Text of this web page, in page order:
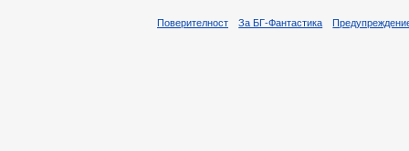
Поверителност За БГ-Фантастика